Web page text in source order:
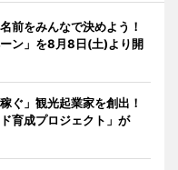
前をみんなで決めよう！
ン」を8月8日(土)より開
ぐ」観光起業家を創出！
育成プロジェクト」が